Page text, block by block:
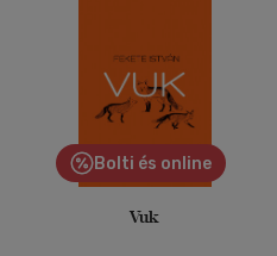
Bolti és online
Vuk